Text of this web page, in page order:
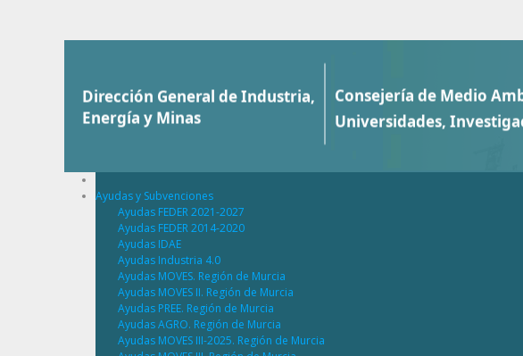
Ayudas y Subvenciones
Ayudas FEDER 2021-2027
Ayudas FEDER 2014-2020
Ayudas IDAE
Ayudas Industria 4.0
Ayudas MOVES. Región de Murcia
Ayudas MOVES II. Región de Murcia
Ayudas PREE. Región de Murcia
Ayudas AGRO. Región de Murcia
Ayudas MOVES III-2025. Región de Murcia